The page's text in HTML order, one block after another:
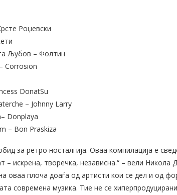
Роџевски
Љубов – Фолтин
Corrosion
DonatSu
– Johnny Larry
Donplaya
– Bon Praskiza
за ретро носталгија. Оваа компилација е
– искрена, творечка, независна.“ – вели Никола
оваа плоча доаѓа од артисти кои се дел и од
современа музика. Тие не се